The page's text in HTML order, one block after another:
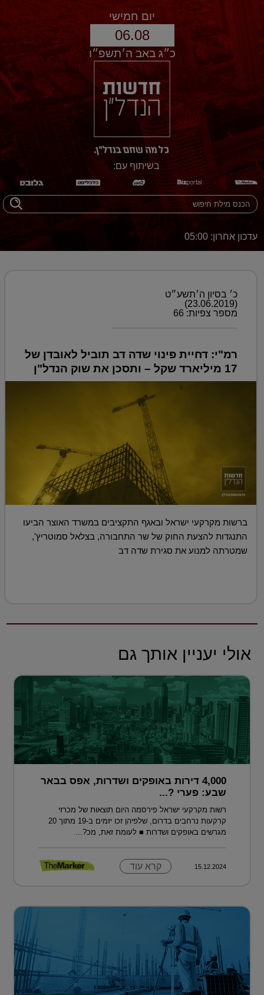
יום חמישי
06.08
כ״ג באב ה׳תשפ״ו
בשיתוף עם:
עדכון אחרון: 05:00
כ׳ בסיון ה׳תשע״ט
(23.06.2019)
מספר צפיות: 66
רמ"י: דחיית פינוי שדה דב תוביל לאובדן של
17 מיליארד שקל – ותסכן את שוק הנדל"ן
ברשות מקרקעי ישראל ובאגף התקציבים במשרד האוצר הביעו
התנגדות להצעת החוק של שר התחבורה, בצלאל סמוטריץ',
שמטרתה למנוע את סגירת שדה דב
אולי יעניין אותך גם
4,000 דירות באופקים ושדרות, אפס בבאר
שבע: פערי ?...
רשות מקרקעי ישראל פירסמה היום תוצאות של מכרזי
קרקעות נרחבים בדרום, שלפיהן זכו יזמים ב-19 מתוך 20
מגרשים באופקים ושדרות ■ לעומת זאת, מכ?...
15.12.2024 קרא עוד